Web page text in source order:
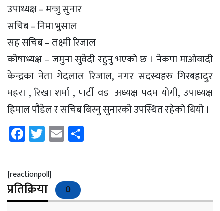
उपाध्यक्ष – मन्जु सुनार
सचिब – निमा भुसाल
सह सचिब – लक्ष्मी रिजाल
कोषाध्यक्ष – जमुना सुवेदी रहुनु भएको छ । नेकपा माओवादी
केन्द्रका नेता गेदलाल रिजाल, नगर सदस्यहरु गिरबहादुर
महरा , रिखा शर्मा , पार्टी वडा अध्यक्ष पदम योगी, उपाध्यक्ष
हिमाल पौडेल र सचिब बिस्नु सुनारको उपस्थित रहेको थियो ।
Facebook
Twitter
Email
[reactionpoll]
प्रतिक्रिया 0